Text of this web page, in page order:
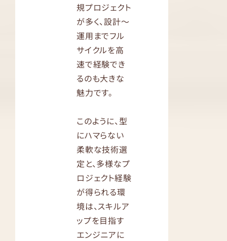
規プロジェクト
が多く、設計〜
運用までフル
サイクルを高
速で経験でき
るのも大きな
魅力です。
このように、型
にハマらない
柔軟な技術選
定と、多様なプ
ロジェクト経験
が得られる環
境は、スキルア
ップを目指す
エンジニアに